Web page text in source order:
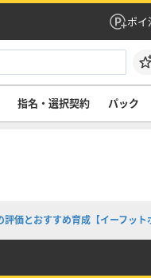
ポイ
指名・選択契約 パック
価とおすすめ育成【イーフット